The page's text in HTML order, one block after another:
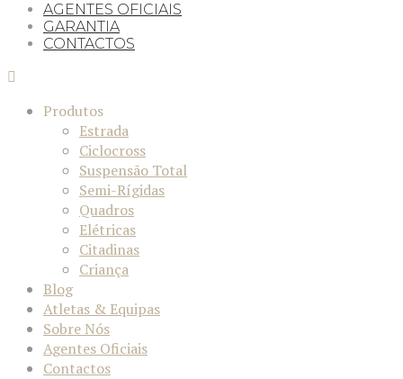
AGENTES OFICIAIS
GARANTIA
CONTACTOS
Produtos
Estrada
Ciclocross
Suspensão Total
Semi-Rígidas
Quadros
Elétricas
Citadinas
Criança
Blog
Atletas & Equipas
Sobre Nós
Agentes Oficiais
Contactos